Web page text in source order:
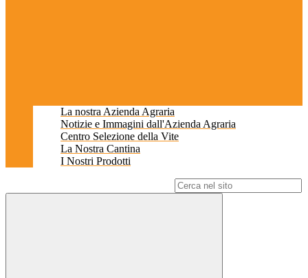
La nostra Azienda Agraria
Notizie e Immagini dall'Azienda Agraria
Centro Selezione della Vite
La Nostra Cantina
I Nostri Prodotti